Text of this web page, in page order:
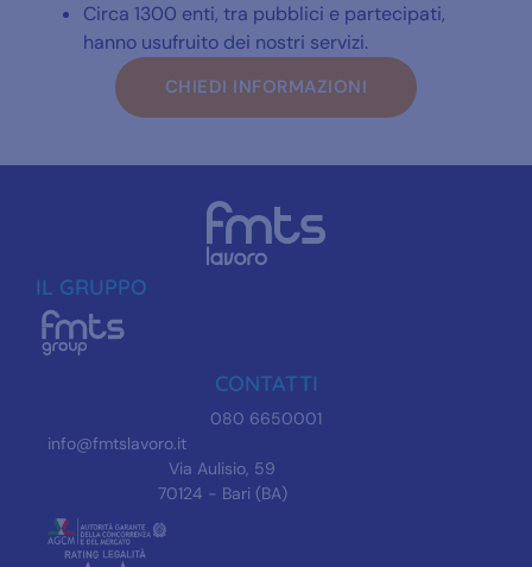
Circa 1300 enti, tra pubblici e partecipati,
hanno usufruito dei nostri servizi.
CHIEDI INFORMAZIONI
IL GRUPPO
CONTATTI
080 6650001
info@fmtslavoro.it
Via Aulisio, 59
70124 - Bari (BA)